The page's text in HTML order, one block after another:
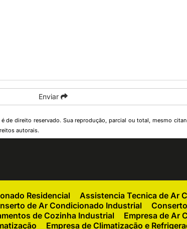
Enviar
de direito reservado. Sua reprodução, parcial ou total, mesmo
autorais.
Residencial
Assistencia Tecnica de Ar
de Ar Condicionado Industrial
de Cozinha Industrial
Empresa de Ar
Empresa de Climatização e